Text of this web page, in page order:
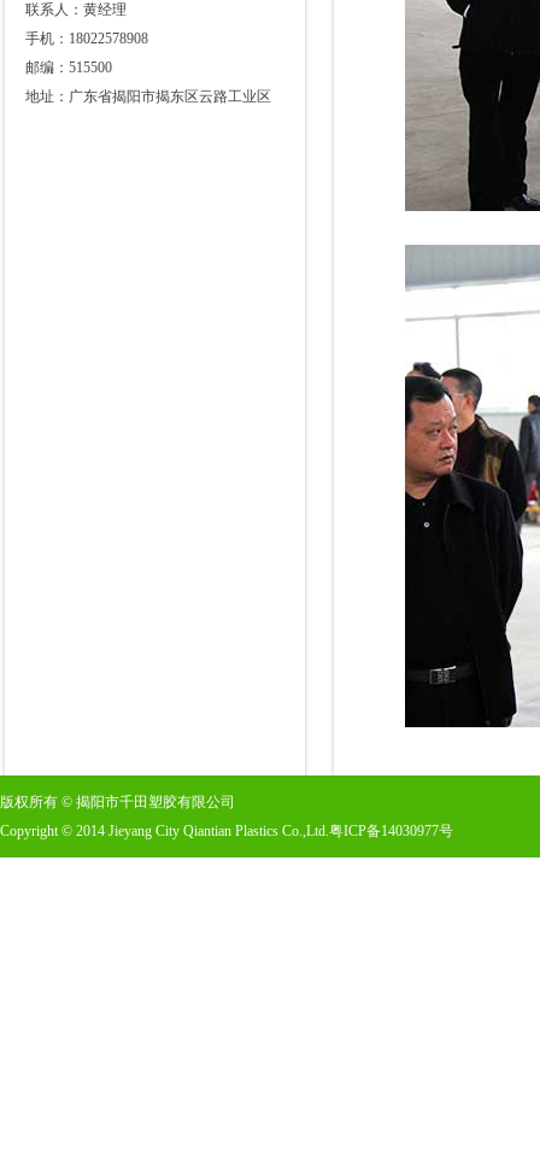
联系人：黄经理
手机：18022578908
邮编：515500
地址：广东省揭阳市揭东区云路工业区
版权所有 © 揭阳市千田塑胶有限公司
Copyright© 2014 Jieyang City Qiantian Plastics Co.,Ltd.粤ICP备14030977号